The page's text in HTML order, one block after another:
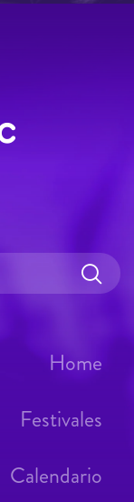
Home
Festivales
Calendario